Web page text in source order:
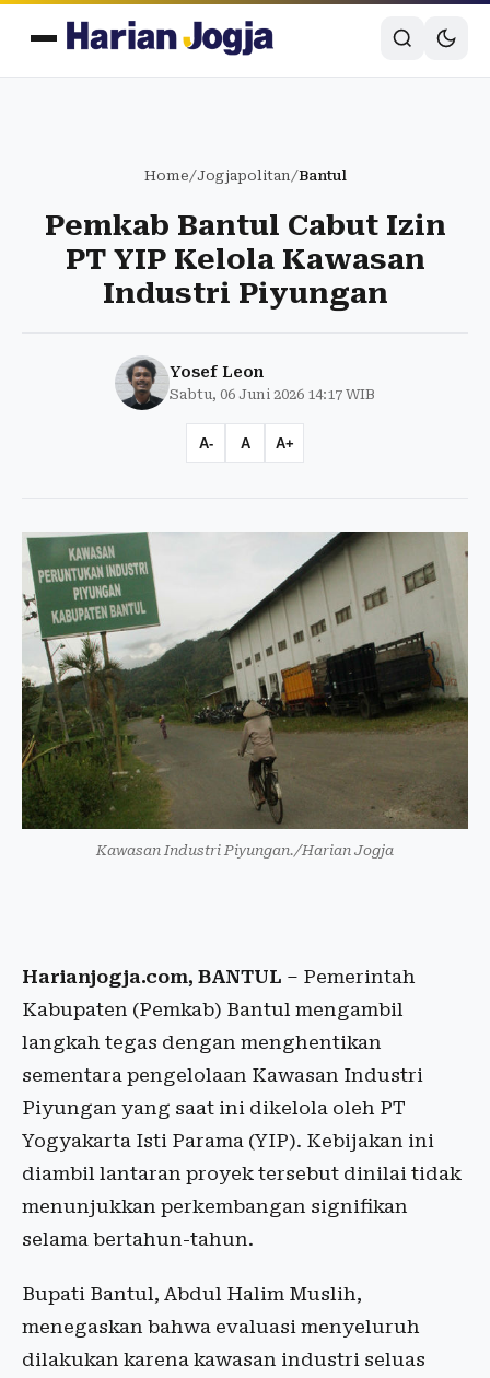
Home/Jogjapolitan/Bantul
Pemkab Bantul Cabut Izin
PT YIP Kelola Kawasan
Industri Piyungan
Yosef Leon
Sabtu, 06 Juni 2026 14:17 WIB
A- A A+
Kawasan Industri Piyungan./Harian Jogja
Harianjogja.com, BANTUL – Pemerintah
Kabupaten (Pemkab) Bantul mengambil
langkah tegas dengan menghentikan
sementara pengelolaan Kawasan Industri
Piyungan yang saat ini dikelola oleh PT
Yogyakarta Isti Parama (YIP). Kebijakan ini
diambil lantaran proyek tersebut dinilai tidak
menunjukkan perkembangan signifikan
selama bertahun-tahun.
Bupati Bantul, Abdul Halim Muslih,
menegaskan bahwa evaluasi menyeluruh
dilakukan karena kawasan industri seluas